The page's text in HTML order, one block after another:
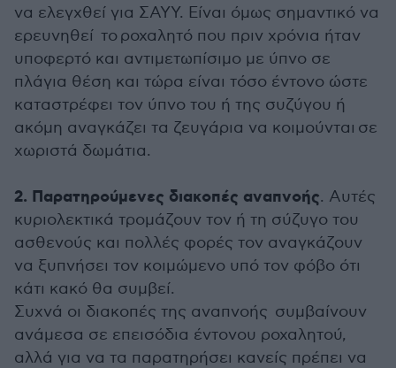
να ελεγχθεί για ΣΑΥΥ. Είναι όμως σημαντικό να
ερευνηθεί το ροχαλητό που πριν χρόνια ήταν
υποφερτό και αντιμετωπίσιμο με ύπνο σε
πλάγια θέση και τώρα είναι τόσο έντονο ώστε
καταστρέφει τον ύπνο του ή της συζύγου ή
ακόμη αναγκάζει τα ζευγάρια να κοιμούνται σε
χωριστά δωμάτια.
2. Παρατηρούμενες διακοπές αναπνοής. Αυτές
κυριολεκτικά τρομάζουν τον ή τη σύζυγο του
ασθενούς και πολλές φορές τον αναγκάζουν
να ξυπνήσει τον κοιμώμενο υπό τον φόβο ότι
κάτι κακό θα συμβεί.
Συχνά οι διακοπές της αναπνοής συμβαίνουν
ανάμεσα σε επεισόδια έντονου ροχαλητού,
αλλά για να τα παρατηρήσει κανείς πρέπει να